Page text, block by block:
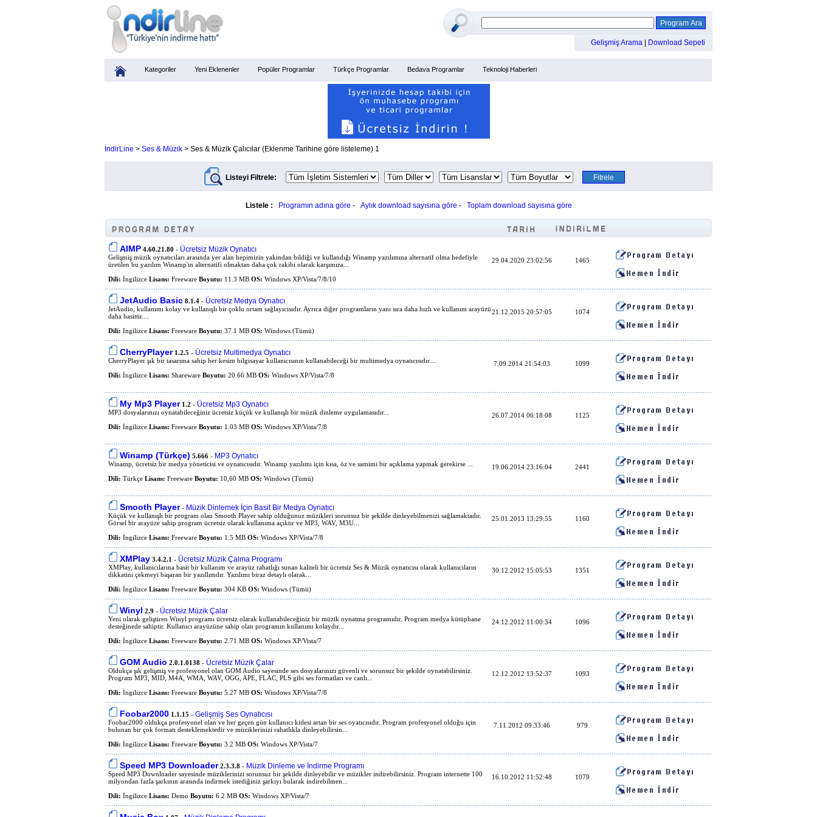
Kategoriler Yeni Eklenenler Popüler Programlar Türkçe Programlar Bedava Programlar Teknoloji Haberleri
İndirLine > Ses & Müzik > Ses & Müzik Çalıcılar (Eklenme Tarihine göre listeleme) 1
Listeyi Filtrele:
Listele : Programın adına göre - Aylık download sayısına göre - Toplam download sayısına göre
AIMP 4.60.21.80 - Ücretsiz Müzik Oynatıcı
Gelişmiş müzik oynatıcıları arasında yer alan hepimizin yakından bildiği ve kullandığı Winamp yazılımına alternatif olma hedefiyle
üretilen bu yazılım Winamp'ın alternatifi olmaktan daha çok rakibi olarak karşımıza...
Dili: İngilizce Lisans: Freeware Boyutu: 11.3 MB OS: Windows XP/Vista/7/8/10
29.04.2020 23:02:56 1465
JetAudio Basic 8.1.4 - Ücretsiz Medya Oynatıcı
JetAudio, kullanımı kolay ve kullanışlı bir çoklu ortam sağlayıcısıdır. Ayrıca diğer programların yanı sıra daha hızlı ve kullanım arayüzü
daha basittir....
Dili: Ingilizce Lisans: Freeware Boyutu: 37.1 MB OS: Windows (Tümü)
21.12.2015 20:57:05 1074
CherryPlayer1.2.5 - Ücretsiz Multimedya Oynatıcı
CherryPlayer şık bir tasarıma sahip her kesim bilgisayar kullanıcısının kullanabileceği bir multimedya oynatıcısıdır....
Dili: İngilizce Lisans: Shareware Boyutu: 20.66 MB OS: Windows XP/Vista/7/8
7.09.2014 21:54:03 1099
My Mp3 Player1.2 - Ücretsiz Mp3 Oynatıcı
MP3 dosyalarınızı oynatabileceğiniz ücretsiz küçük ve kullanışlı bir müzik dinleme uygulamasıdır...
Dili: İngilizce Lisans: Freeware Boyutu: 1.03 MB OS: Windows XP/Vista/7/8
26.07.2014 06:18:08 1125
Winamp (Türkçe) 5.666 - MP3 Oynatıcı
Winamp, ücretsiz bir medya yöneticisi ve oynatıcısıdır. Winamp yazılımı için kısa, öz ve samimi bir açıklama yapmak gerekirse ...
Dili: Türkçe Lisans: Freeware Boyutu: 10,60 MB OS: Windows (Tümü)
19.06.2014 23:16:04 2441
Smooth Player - Müzik Dinlemek İçin Basit Bir Medya Oynatıcı
Küçük ve kullanışlı bir program olan Smooth Player sahip olduğunuz müzikleri sorunsuz bir şekilde dinleyebilmenizi sağlamaktadır.
Görsel bir arayüze sahip program ücretsiz olarak kullanıma açıktır ve MP3, WAV, M3U...
Dili: İngilizce Lisans: Freeware Boyutu: 1.5 MB OS: Windows XP/Vista/7/8
25.01.2013 13:29:55 1160
XMPlay 3.4.2.1 - Ücretsiz Müzik Çalma Programı
XMPlay, kullanıcılarına basit bir kullanım ve arayüz rahatlığı sunan kaliteli bir ücretsiz Ses & Müzik oynatıcısı olarak kullanıcıların
dikkatini çekmeyi başaran bir yazıllımdır. Yazılımı biraz detaylı olarak...
Dili: İngilizce Lisans: Freeware Boyutu: 304 KB OS: Windows (Tümü)
30.12.2012 15:05:53 1351
Winyl 2.9 - Ücretsiz Müzik Çalar
Yeni olarak geliştiren Winyl programı ücretsiz olarak kullanabileceğiniz bir müzik oynatma programıdır. Program medya kütüphane
desteğinede sahiptir. Kullanıcı arayüzüne sahip olan programın kullanımı kolaydır...
Dili: İngilizce Lisans: Freeware Boyutu: 2.71 MB OS: Windows XP/Vista/7
24.12.2012 11:00:34 1096
GOM Audio 2.0.1.0138 - Ücretsiz Müzik Çalar
Oldukça şık gelişmiş ve profesyonel olan GOM Audio sayesinde ses dosyalarınızı güvenli ve sorunsuz bir şekilde oynatabilirsiniz.
Program MP3, MID, M4A, WMA, WAV, OGG, APE, FLAC, PLS gibi ses formatları ve canlı...
Dili: İngilizce Lisans: Freeware Boyutu: 5.27 MB OS: Windows XP/Vista/7/8
12.12.2012 13:52:37 1093
Foobar2000 1.1.15 - Gelişmiş Ses Oynatıcısı
Foobar2000 oldukça profesyonel olan ve her geçen gün kullanıcı kitlesi artan bir ses oyatıcısıdır. Program profesyonel olduğu için
bulunan bir çok formatı desteklemektedir ve müziklerinizi rahatlıkla dinleyebilirsin...
Dili: İngilizce Lisans: Freeware Boyutu: 3.2 MB OS: Windows XP/Vista/7
7.11.2012 09:33:46 979
Speed MP3 Downloader2.3.3.8 - Müzik Dinleme ve İndirme Programı
Speed MP3 Downloader sayesinde müziklerinizi sorunsuz bir şekilde dinleyebilir ve müzikler indirebilirsiniz. Program internette 100
milyondan fazla şarkının arasında indirmek istediğiniz şarkıyı bularak indirebilmen...
Dili: İngilizce Lisans: Demo Boyutu: 6.2 MB OS: Windows XP/Vista/7
16.10.2012 11:52:48 1079
Gelişmiş Arama Download Sepeti